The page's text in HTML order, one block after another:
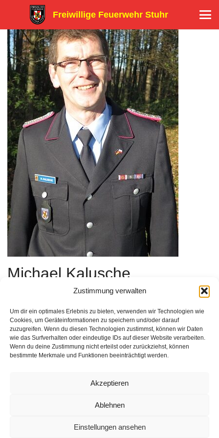
Zustimmung verwalten
Um dir ein optimales Erlebnis zu bieten, verwenden wir Technologien wie
Cookies, um Geräteinformationen zu speichern und/oder darauf
zuzugreifen. Wenn du diesen Technologien zustimmst, können wir Daten
wie das Surfverhalten oder eindeutige IDs auf dieser Website verarbeiten.
Wenn du deine Zustimmung nicht erteilst oder zurückziehst, können
bestimmte Merkmale und Funktionen beeinträchtigt werden.
Akzeptieren
Ablehnen
Einstellungen ansehen
Freiwillige Feuerwehr Stuhr
Michael Kalusche
Gemeindebrandmeister
michael.kalusche@feuerwehr-stuhr.de
Datenschutz